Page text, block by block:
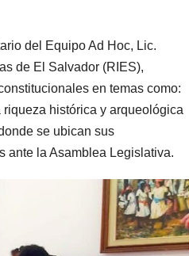
del Equipo Ad Hoc, Lic.
de El Salvador (RIES),
en temas como:
histórica y arqueológica
se ubican sus
ante la Asamblea Legislativa.